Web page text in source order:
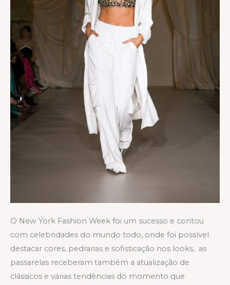
O New York Fashion Week foi um sucesso e contou
com celebridades do mundo todo, onde foi possível
destacar cores, pedrarias e sofisticação nos looks, as
passarelas receberam também a atualização de
clássicos e várias tendências do momento que